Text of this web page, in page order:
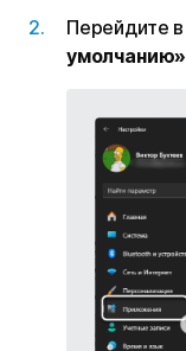
Перейдите в
умолчанию»